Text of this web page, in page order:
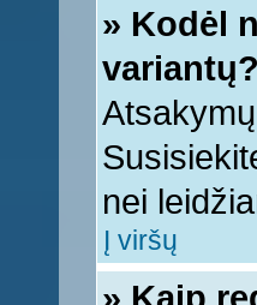
» Kodėl
variantų?
nei
Į viršų